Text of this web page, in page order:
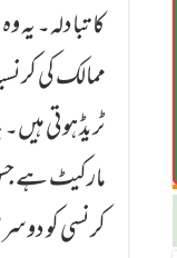
کا تبادلہ۔
ممالک کی
ٹریڈ ہوتی
مارکیٹ ہے
کرنسی کو